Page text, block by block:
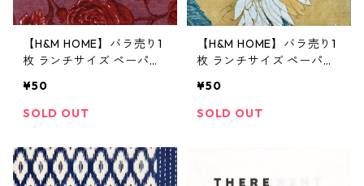
【H&M HOME】バラ売り1
枚 ランチサイズ ペーパー
¥50
SOLD OUT
【H&M HOME】バラ売り1
枚 ランチサイズ ペーパー
スタードイエロー
¥50
SOLD OUT